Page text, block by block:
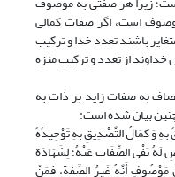
است، اگر صفات کمالی
باشند تعدد خدا و ترکیب
از تعدد و ترکیب منزه
به صفات زاید بر ذات به
بیان شده است:
وَ کمَالُ‏ التَّصْدِیقِ‏ بِهِ‏ تَوْحِیدُهُ‏
لَهُ نَفْی الصِّفَاتِ عَنْهُ؛ لِشَهَادَةِ
أَنَّهُ غَیرُ الصِّفَةِ، فَمَنْ